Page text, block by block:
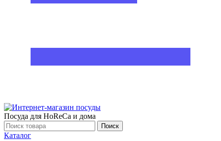
Посуда для HoReCa и дома
Поиск
Каталог